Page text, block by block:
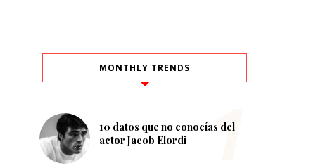
MONTHLY TRENDS
10 datos que no conocías del
actor Jacob Elordi